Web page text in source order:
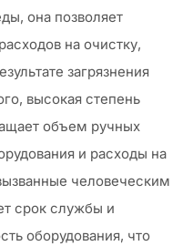
она позволяет
на очистку,
загрязнения
высокая степень
объем ручных
и расходы на
человеческим
срок службы и
оборудования, что